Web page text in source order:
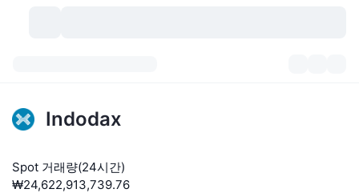
카테고리
시장
시장 개요
DexScan
시그널 New
거래소
Indodax
Spot 거래량(24시간)
₩24,622,913,739.76